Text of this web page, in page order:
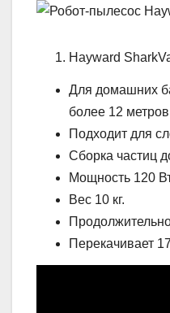
Hayward
Для домашних
более 12
Подходит для
Сборка частиц
Мощность 120
Вес 10 кг.
Перекачивает